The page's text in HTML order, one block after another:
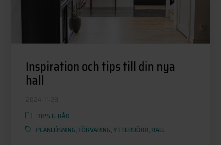
Inspiration och tips till din nya
hall
2024-11-28
TIPS & RÅD
PLANLÖSNING, FÖRVARING,YTTERDÖRR, HALL